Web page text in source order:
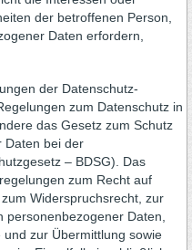
der betroffenen Person,
Daten erfordern,
der Datenschutz-
zum Datenschutz in
das Gesetz zum Schutz
Daten bei der
– BDSG). Das
zum Recht auf
Widerspruchsrecht, zur
Daten,
zur Übermittlung sowie